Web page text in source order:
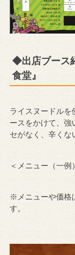
◆出店ブー
食堂』
ライスヌードルを
ースをかけて、強
セがなく、辛くな
＜メニュー（一
※メニューや価格
す。